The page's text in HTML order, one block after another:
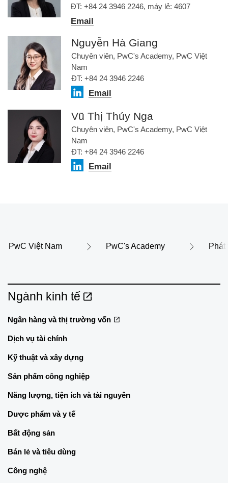
ĐT: +84 24 3946 2246, máy lẻ: 4607
Email
Nguyễn Hà Giang
Chuyên viên, PwC's Academy, PwC Việt
Nam
ĐT: +84 24 3946 2246
Email
Vũ Thị Thúy Nga
Chuyên viên, PwC's Academy, PwC Việt
Nam
ĐT: +84 24 3946 2246
Email
PwC Việt Nam PwC's Academy Phát
Ngành kinh tế
Ngân hàng và thị trường vốn
Dịch vụ tài chính
Kỹ thuật và xây dựng
Sản phẩm công nghiệp
Năng lượng, tiện ích và tài nguyên
Dược phẩm và y tế
Bất động sản
Bán lẻ và tiêu dùng
Công nghệ